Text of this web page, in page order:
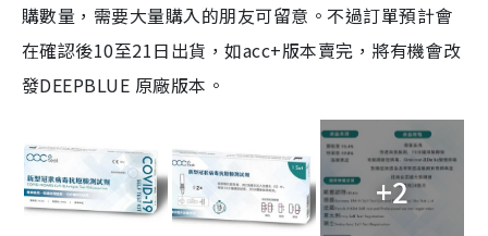
購數量，需要大量購入的朋友可留意。不過訂單預計會
在確認後10至21日出貨，如acc+版本賣完，將有機會改
發DEEPBLUE 原廠版本。
+2